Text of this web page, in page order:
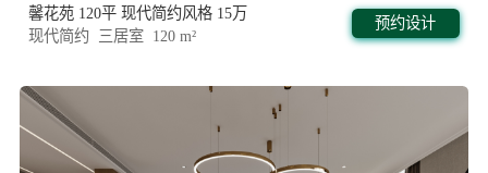
馨花苑 120平 现代简约风格 15万
现代简约 三居室 120 m²
预约设计